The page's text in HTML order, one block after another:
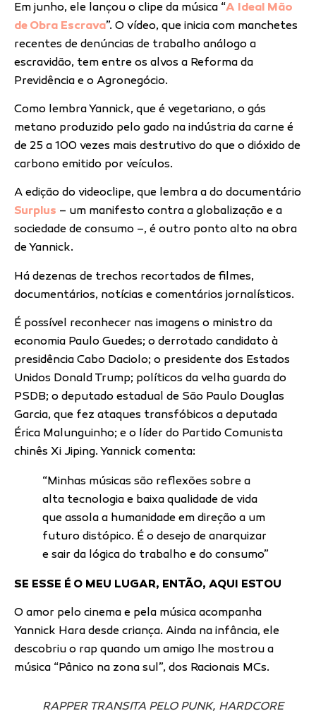
Em junho, ele lançou o clipe da música “A Ideal Mão
de Obra Escrava”. O vídeo, que inicia com manchetes
recentes de denúncias de trabalho análogo a
escravidão, tem entre os alvos a Reforma da
Previdência e o Agronegócio.
Como lembra Yannick, que é vegetariano, o gás
metano produzido pelo gado na indústria da carne é
de 25 a 100 vezes mais destrutivo do que o dióxido de
carbono emitido por veículos.
A edição do videoclipe, que lembra a do documentário
Surplus – um manifesto contra a globalização e a
sociedade de consumo –, é outro ponto alto na obra
de Yannick.
Há dezenas de trechos recortados de filmes,
documentários, notícias e comentários jornalísticos.
É possível reconhecer nas imagens o ministro da
economia Paulo Guedes; o derrotado candidato à
presidência Cabo Daciolo; o presidente dos Estados
Unidos Donald Trump; políticos da velha guarda do
PSDB; o deputado estadual de São Paulo Douglas
Garcia, que fez ataques transfóbicos a deputada
Érica Malunguinho; e o líder do Partido Comunista
chinês Xi Jiping. Yannick comenta:
“Minhas músicas são reflexões sobre a
alta tecnologia e baixa qualidade de vida
que assola a humanidade em direção a um
futuro distópico. É o desejo de anarquizar
e sair da lógica do trabalho e do consumo”
SE ESSE É O MEU LUGAR, ENTÃO, AQUI ESTOU
O amor pelo cinema e pela música acompanha
Yannick Hara desde criança. Ainda na infância, ele
descobriu o rap quando um amigo lhe mostrou a
música “Pânico na zona sul”, dos Racionais MCs.
RAPPER TRANSITA PELO PUNK, HARDCORE